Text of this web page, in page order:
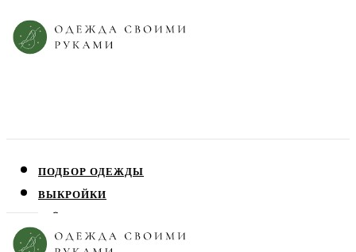
ПОДБОР ОДЕЖДЫ
ВЫКРОЙКИ
ЮБКИ